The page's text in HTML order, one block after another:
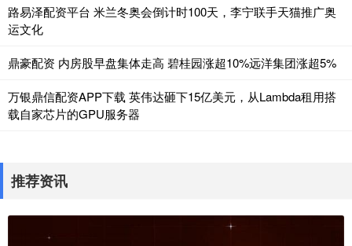
路易泽配资平台 米兰冬奥会倒计时100天，李宁联手天猫推广奥
运文化
鼎豪配资 内房股早盘集体走高 碧桂园涨超10%远洋集团涨超5%
万银鼎信配资APP下载 英伟达砸下15亿美元，从Lambda租用搭
载自家芯片的GPU服务器
推荐资讯